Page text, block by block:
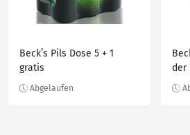
Beck’s Pils Dose 5 + 1
gratis
der